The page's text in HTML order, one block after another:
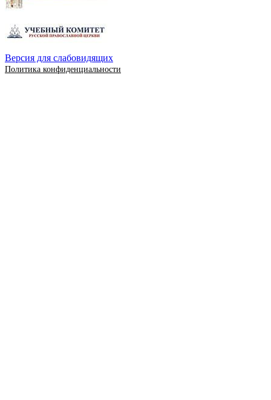
Версия для слабовидящих
Политика конфиденциальности